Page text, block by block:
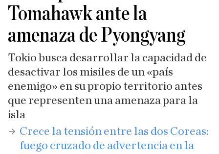
Tomahawk ante la
amenaza de Pyongyang
Tokio busca desarrollar la capacidad de
desactivar los misiles de un «país
enemigo» en su propio territorio antes
que representen una amenaza para la
isla
Crece la tensión entre las dos Coreas:
fuego cruzado de advertencia en la